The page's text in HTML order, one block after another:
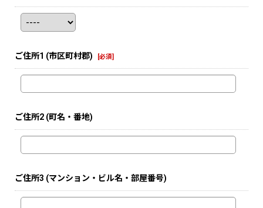
ご住所1 (市区町村郡) [必須]
ご住所2 (町名・番地)
ご住所3 (マンション・ビル名・部屋番号)